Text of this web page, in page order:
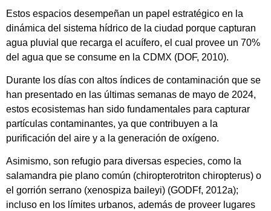
Estos espacios desempeñan un papel estratégico en la
dinámica del sistema hídrico de la ciudad porque capturan
agua pluvial que recarga el acuífero, el cual provee un 70%
del agua que se consume en la CDMX (DOF, 2010).
Durante los días con altos índices de contaminación que se
han presentado en las últimas semanas de mayo de 2024,
estos ecosistemas han sido fundamentales para capturar
partículas contaminantes, ya que contribuyen a la
purificación del aire y a la generación de oxígeno.
Asimismo, son refugio para diversas especies, como la
salamandra pie plano común (chiropterotriton chiropterus) o
el gorrión serrano (xenospiza baileyi) (GODFf, 2012a);
incluso en los límites urbanos, además de proveer lugares